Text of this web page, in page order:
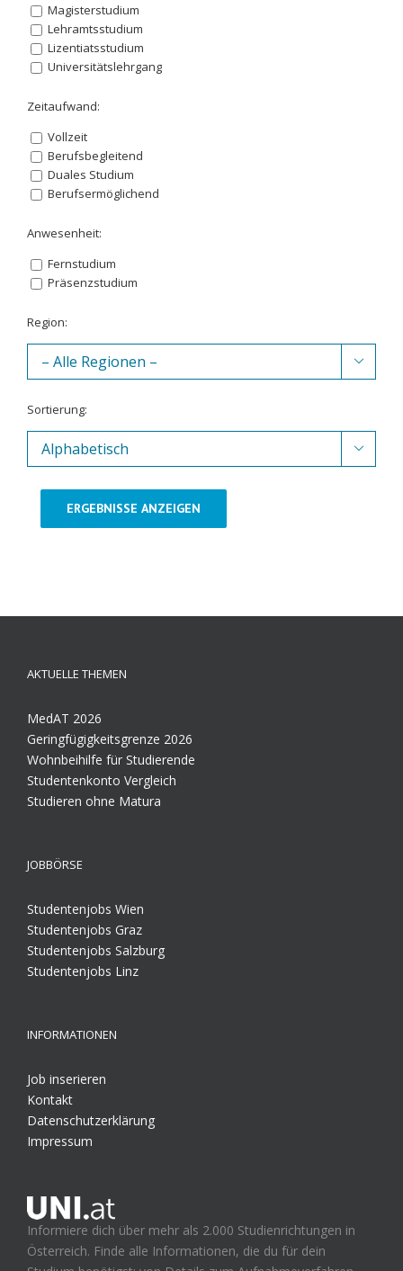
Magisterstudium
Lehramtsstudium
Lizentiatsstudium
Universitätslehrgang
Zeitaufwand:
Vollzeit
Berufsbegleitend
Duales Studium
Berufsermöglichend
Anwesenheit:
Fernstudium
Präsenzstudium
Region:

Sortierung:

ERGEBNISSE ANZEIGEN
AKTUELLE THEMEN
MedAT 2026
Geringfügigkeitsgrenze 2026
Wohnbeihilfe für Studierende
Studentenkonto Vergleich
Studieren ohne Matura
JOBBÖRSE
Studentenjobs Wien
Studentenjobs Graz
Studentenjobs Salzburg
Studentenjobs Linz
INFORMATIONEN
Job inserieren
Kontakt
Datenschutzerklärung
Impressum
Informiere dich über mehr als 2.000 Studienrichtungen in
Österreich. Finde alle Informationen, die du für dein